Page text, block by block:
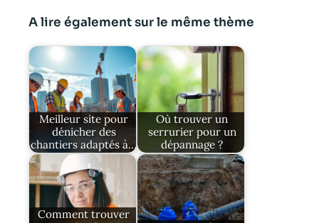
A lire également sur le même thème
Meilleur site pour
dénicher des
chantiers adaptés à…
Où trouver un
serrurier pour un
dépannage ?
Comment trouver